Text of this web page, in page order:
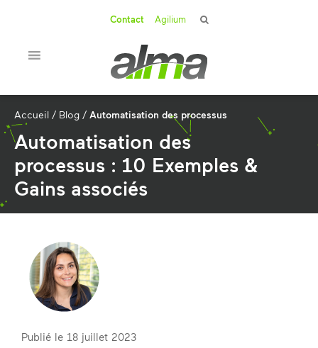
Contact Agilium
Accueil / Blog / Automatisation des processus
Automatisation des
processus : 10 Exemples &
Gains associés
Publié le 18 juillet 2023